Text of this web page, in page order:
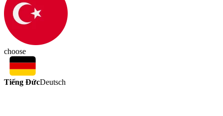
choose
Tiếng ĐứcDeutsch